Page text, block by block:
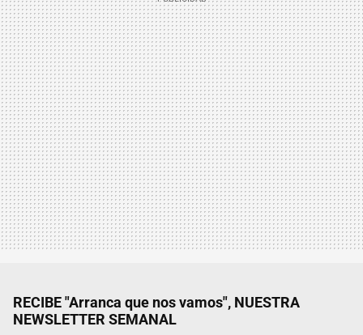
RECIBE "Arranca que nos vamos", NUESTRA
NEWSLETTER SEMANAL